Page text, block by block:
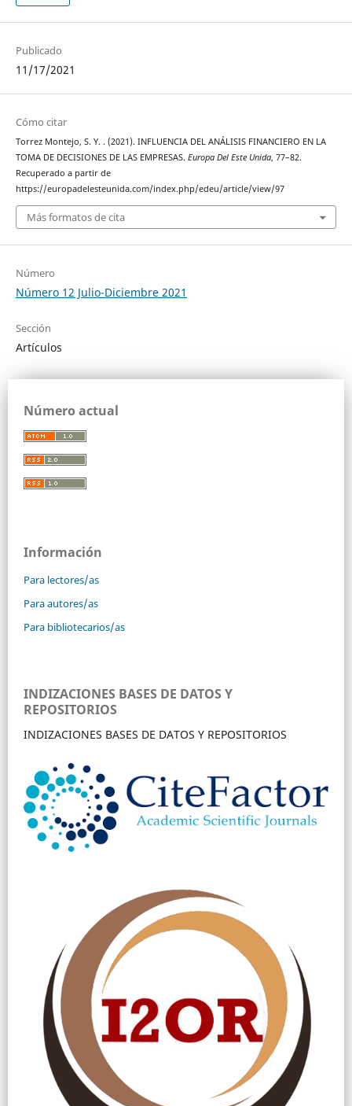
Publicado
11/17/2021
Cómo citar
Torrez Montejo, S. Y. . (2021). INFLUENCIA DEL ANÁLISIS FINANCIERO EN LA
TOMA DE DECISIONES DE LAS EMPRESAS. Europa Del Este Unida, 77–82.
Recuperado a partir de
https://europadelesteunida.com/index.php/edeu/article/view/97
Más formatos de cita
Número
Número 12 Julio-Diciembre 2021
Sección
Artículos
Número actual
Información
Para lectores/as
Para autores/as
Para bibliotecarios/as
INDIZACIONES BASES DE DATOS Y
REPOSITORIOS
INDIZACIONES BASES DE DATOS Y REPOSITORIOS